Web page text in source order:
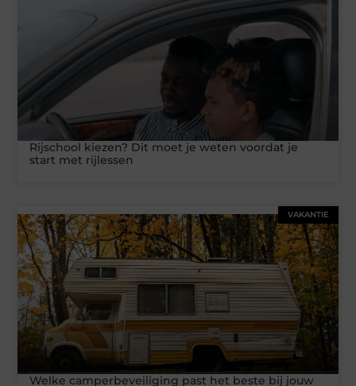
Rijschool kiezen? Dit moet je weten voordat je
start met rijlessen
VAKANTIE
Welke camperbeveiliging past het beste bij jouw